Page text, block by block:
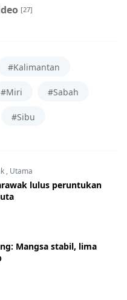
[27]
#Kalimantan
#Miri #Sabah
#Sibu
, Utama
lulus peruntukan
Mangsa stabil, lima